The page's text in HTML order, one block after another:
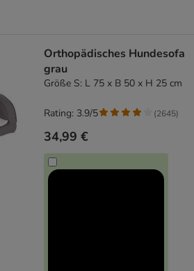
Orthopädisches Hundesofa
grau
Größe S: L 75 x B 50 x H 25 cm
34,99 €
Rating: 3.9/5 (2645)